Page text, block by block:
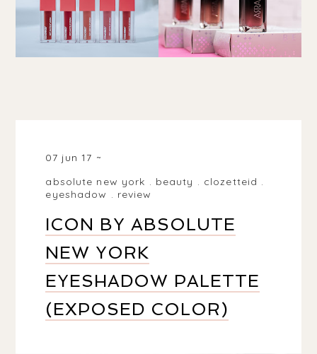
07 jun 17
absolute new york . beauty . clozetteid .
eyeshadow . review
ICON BY ABSOLUTE
NEW YORK
EYESHADOW PALETTE
(EXPOSED COLOR)